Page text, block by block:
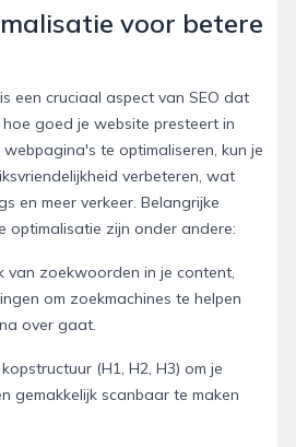
voor betere
een cruciaal aspect van SEO dat
goed je website presteert in
te optimaliseren, kun je
verbeteren, wat
en meer verkeer. Belangrijke
optimalisatie zijn onder andere:
van zoekwoorden in je content,
om zoekmachines te helpen
over gaat.
(H1, H2, H3) om je
gemakkelijk scanbaar te maken